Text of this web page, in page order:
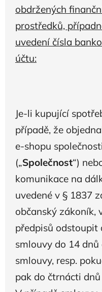
obdržených
prostředků,
uvedení čísla
účtu:
Je-li kupující
případě, že
e-shopu
(„Společnost“)
komunikace na
uvedené v § 1837
občanský zákoník,
předpisů odstoupit
smlouvy do 14
smlouvy, resp.
pak do čtrnácti